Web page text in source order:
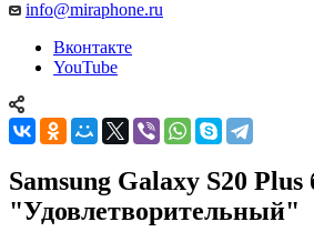
info@miraphone.ru
Вконтакте
YouTube
Samsung Galaxy S20
"Удовлетворительный"